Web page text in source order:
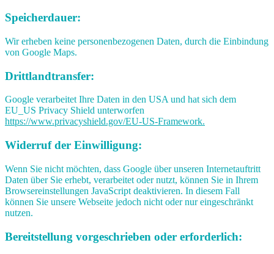
Speicherdauer:
Wir erheben keine personenbezogenen Daten, durch die Einbindung
von Google Maps.
Drittlandtransfer:
Google verarbeitet Ihre Daten in den USA und hat sich dem
EU_US Privacy Shield unterworfen
https://www.privacyshield.gov/EU-US-Framework.
Widerruf der Einwilligung:
Wenn Sie nicht möchten, dass Google über unseren Internetauftritt
Daten über Sie erhebt, verarbeitet oder nutzt, können Sie in Ihrem
Browsereinstellungen JavaScript deaktivieren. In diesem Fall
können Sie unsere Webseite jedoch nicht oder nur eingeschränkt
nutzen.
Bereitstellung vorgeschrieben oder erforderlich: